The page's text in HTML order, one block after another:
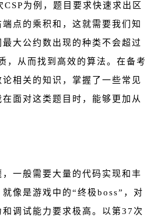
为例，题目要求快速求出区
点的乘积和，这就需要我们知
大公约数出现的种类不会超过
，从而找到高效的算法。在备考
相关的知识，掌握了一些常见
面对这类题目时，能够更加从
一般需要大量的代码实现和丰
像是游戏中的“终极boss”，对
调试能力要求极高。以第37次